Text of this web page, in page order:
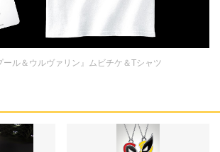
ール＆ウルヴァリン』ムビチケ＆Tシャツ